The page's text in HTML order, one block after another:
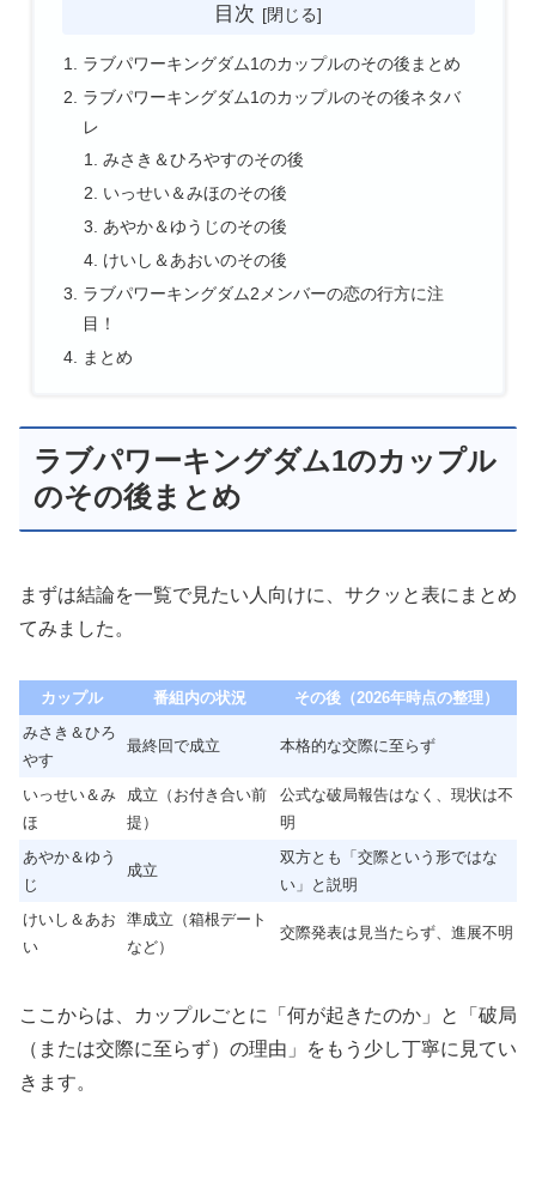
目次
ラブパワーキングダム1のカップルのその後まとめ
ラブパワーキングダム1のカップルのその後ネタバ
レ
みさき＆ひろやすのその後
いっせい＆みほのその後
あやか＆ゆうじのその後
けいし＆あおいのその後
ラブパワーキングダム2メンバーの恋の行方に注
目！
まとめ
ラブパワーキングダム1のカップル
のその後まとめ
まずは結論を一覧で見たい人向けに、サクッと表にまとめ
てみました。
カップル 番組内の状況
その後（2026年時点の整理）
みさき＆ひろ
やす
最終回で成立 本格的な交際に至らず
いっせい＆み
ほ
成立（お付き合い前
提）
公式な破局報告はなく、現状は不
明
あやか＆ゆう
じ
成立
双方とも「交際という形ではな
い」と説明
けいし＆あお
い
準成立（箱根デート
など）
交際発表は見当たらず、進展不明
ここからは、カップルごとに「何が起きたのか」と「破局
（または交際に至らず）の理由」をもう少し丁寧に見てい
きます。